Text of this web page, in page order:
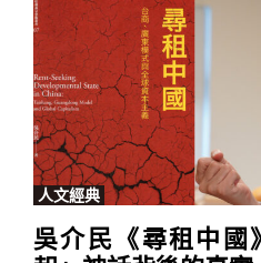
人文經典
吳介民《尋租中國